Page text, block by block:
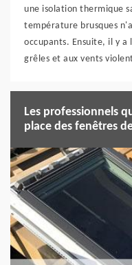
une isolation thermique
température brusques
occupants. Ensuite, il y a
grêles et aux vents
Les professionnels
place des fenêtres